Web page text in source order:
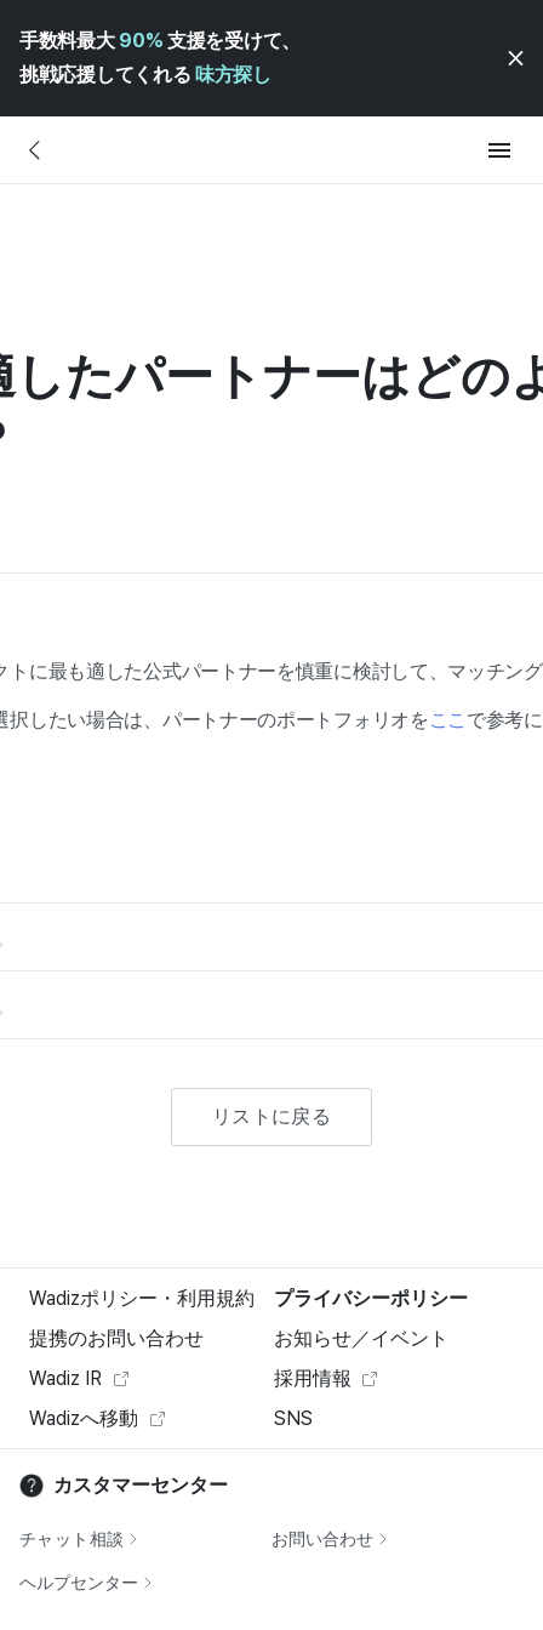
手数料最大 90% 支援を受けて、
挑戦応援してくれる 味方探し
たパートナーはどの
トに最も適した公式パートナーを慎重に検討して、マッチン
択したい場合は、パートナーのポートフォリオをここ で参考
リストに戻る
Wadizポリシー・利用規約
プライバシーポリシー
提携のお問い合わせ
お知らせ／イベント
Wadiz IR
採用情報
Wadizへ移動
SNS
カスタマーセンター
チャット相談 お問い合わせ
ヘルプセンター